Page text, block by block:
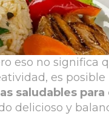
eso no significa
es posible
saludables para
delicioso y